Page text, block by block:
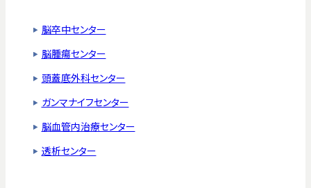
脳卒中センター
脳腫瘍センター
頭蓋底外科センター
ガンマナイフセンター
脳血管内治療センター
透析センター